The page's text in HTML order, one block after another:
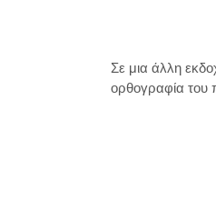
Σε μια άλλη
ορθογραφία του